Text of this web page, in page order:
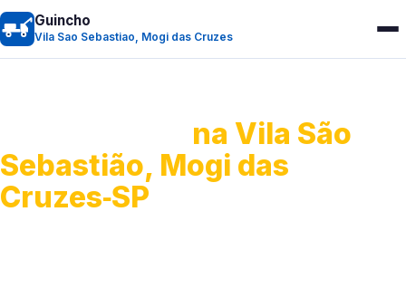
Guincho
Vila Sao Sebastiao, Mogi das Cruzes
na Vila São
Sebastião, Mogi das
Cruzes‑SP